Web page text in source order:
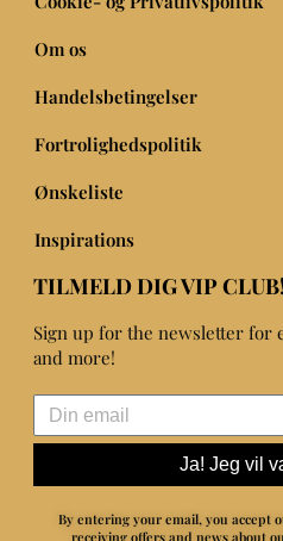
Om os
Handelsbetingelser
Fortrolighedspolitik
Ønskeliste
Inspirations
TILMELD DIG VIP CLUB!
Sign up for the newsletter for
and more!
Ja! Jeg vil
By entering your email, you accept
receiving offers and news about